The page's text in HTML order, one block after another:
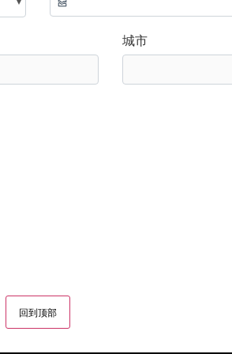
城市
回到顶部